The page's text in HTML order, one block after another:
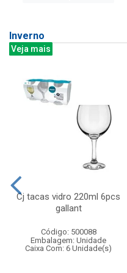
Inverno
Veja mais
Cj tacas vidro 220ml 6pcs
gallant
Código: 500088
Embalagem: Unidade
Caixa Com: 6 Unidade(s)